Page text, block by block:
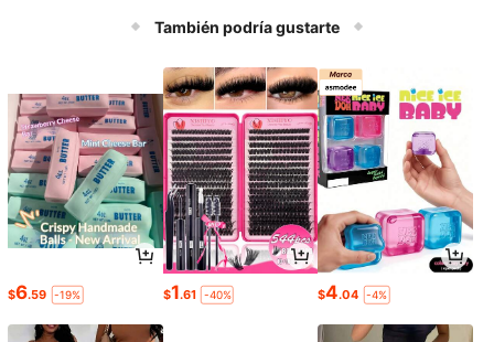
También podría gustarte
$6.59 -19% $1.61 -40% $4.04 -4%